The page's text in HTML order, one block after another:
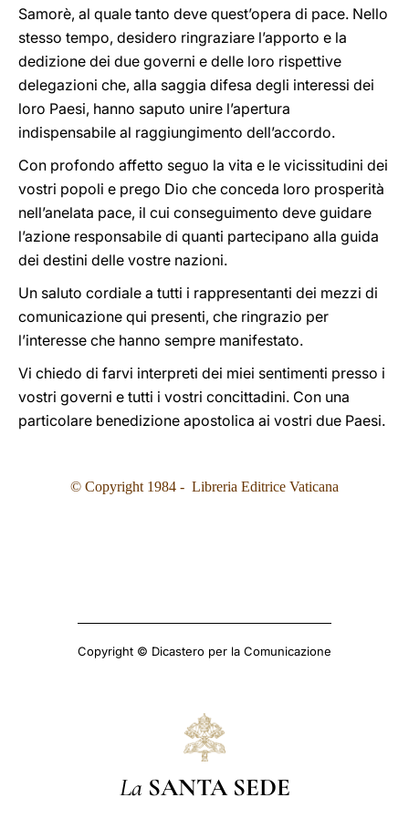
Samorè, al quale tanto deve quest’opera di pace. Nello
stesso tempo, desidero ringraziare l’apporto e la
dedizione dei due governi e delle loro rispettive
delegazioni che, alla saggia difesa degli interessi dei
loro Paesi, hanno saputo unire l’apertura
indispensabile al raggiungimento dell’accordo.
Con profondo affetto seguo la vita e le vicissitudini dei
vostri popoli e prego Dio che conceda loro prosperità
nell’anelata pace, il cui conseguimento deve guidare
l’azione responsabile di quanti partecipano alla guida
dei destini delle vostre nazioni.
Un saluto cordiale a tutti i rappresentanti dei mezzi di
comunicazione qui presenti, che ringrazio per
l’interesse che hanno sempre manifestato.
Vi chiedo di farvi interpreti dei miei sentimenti presso i
vostri governi e tutti i vostri concittadini. Con una
particolare benedizione apostolica ai vostri due Paesi.
© Copyright 1984 - Libreria Editrice Vaticana
Copyright © Dicastero per la Comunicazione
La SANTA SEDE